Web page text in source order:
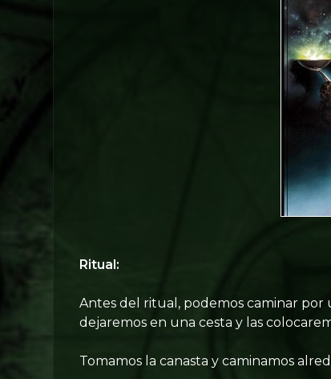
Ritual:
Antes del ritual, podemos caminar por
dejaremos en una cesta y las
Tomamos la canasta y caminamos